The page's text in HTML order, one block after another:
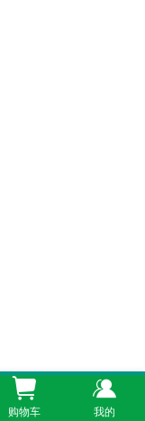
技术，在杀灭
购物车 我的